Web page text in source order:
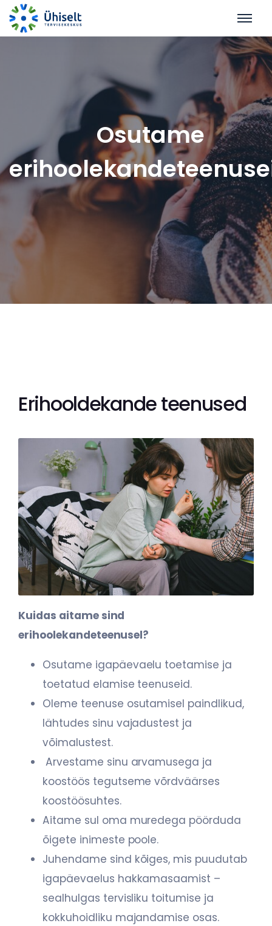
Osutame
Erihooldekande teenused
Kuidas aitame sind
erihoolekandeteenusel?
Osutame igapäevaelu toetamise ja
toetatud elamise teenuseid.
Oleme teenuse osutamisel paindlikud,
lähtudes sinu vajadustest ja
võimalustest.
Arvestame sinu arvamusega ja
koostöös tegutseme võrdväärses
koostöösuhtes.
Aitame sul oma muredega pöörduda
õigete inimeste poole.
Juhendame sind kõiges, mis puudutab
igapäevaelus hakkamasaamist –
sealhulgas tervisliku toitumise ja
kokkuhoidliku majandamise osas.